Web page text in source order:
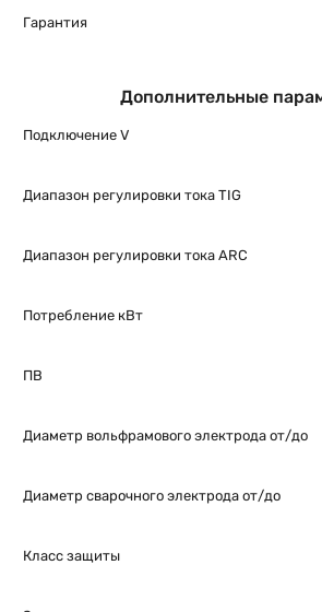
Гарантия
Дополнительные
Подключение V
Диапазон регулировки тока TIG
Диапазон регулировки тока ARC
Потребление кВт
ПВ
Диаметр вольфрамового электрода от/до
Диаметр сварочного электрода от/до
Класс защиты